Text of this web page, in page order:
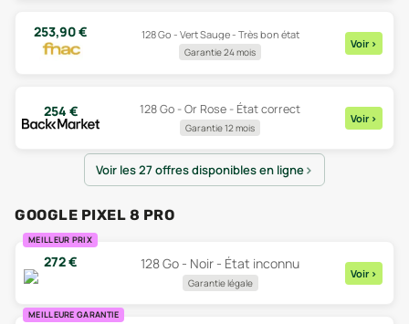
253,90€ 128 Go - Vert Sauge - Très bon état
Garantie 24 mois
Voir >
254 € 128 Go - Or Rose - État correct
Garantie 12 mois
Voir >
Voir les 27 offres disponibles en ligne
GOOGLE PIXEL 8 PRO
MEILLEUR PRIX
272€ 128 Go - Noir - État inconnu
Garantie légale
Voir >
MEILLEURE GARANTIE